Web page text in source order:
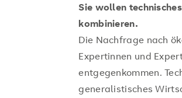
Sie wollen
kombinieren.
Die Nachfrage nach
Expertinnen und
entgegenkommen.
generalistisches